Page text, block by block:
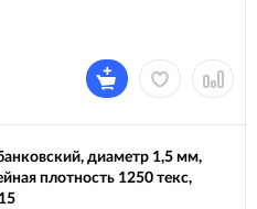
диаметр 1,5 мм,
плотность 1250 текс,